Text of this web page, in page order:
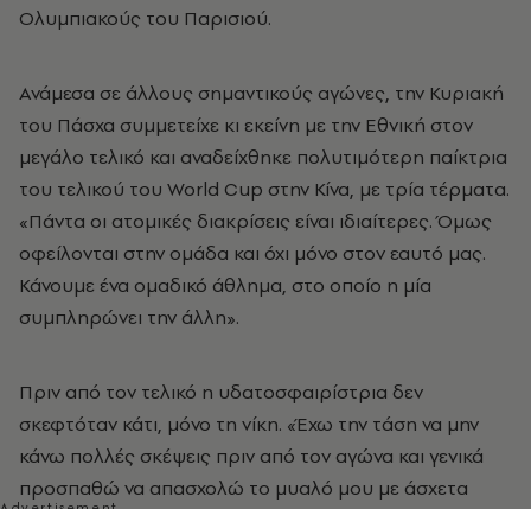
Ολυμπιακούς του Παρισιού.
Ανάμεσα σε άλλους σημαντικούς αγώνες, την Κυριακή
του Πάσχα συμμετείχε κι εκείνη με την Εθνική στον
μεγάλο τελικό και αναδείχθηκε πολυτιμότερη παίκτρια
του τελικού του World Cup στην Κίνα, με τρία τέρματα.
«Πάντα οι ατομικές διακρίσεις είναι ιδιαίτερες. Όμως
οφείλονται στην ομάδα και όχι μόνο στον εαυτό μας.
Κάνουμε ένα ομαδικό άθλημα, στο οποίο η μία
συμπληρώνει την άλλη».
Πριν από τον τελικό η υδατοσφαιρίστρια δεν
σκεφτόταν κάτι, μόνο τη νίκη. «Έχω την τάση να μην
κάνω πολλές σκέψεις πριν από τον αγώνα και γενικά
προσπαθώ να απασχολώ το μυαλό μου με άσχετα